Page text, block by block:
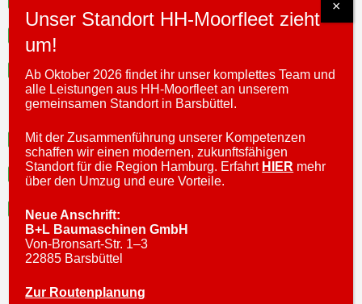
30 Tage bezahlten Urlaub pro Jahr
Firmenfahrrad-Leasing in Kooperation mit
JobRad
Urlaubs- und Weihnachtsgeld
Regelmäßige Mitarbeiter-Events
Umfangreiche Sozialleistungen, wie
betriebliche Krankenversicherung und
Altersvorsorge
Unser Standort HH-Moorfleet zieht
um!
Ab Oktober 2026 findet ihr unser komplettes Team und
alle Leistungen aus HH-Moorfleet an unserem
gemeinsamen Standort in Barsbüttel.
Mit der Zusammenführung unserer Kompetenzen
schaffen wir einen modernen, zukunftsfähigen
Standort für die Region Hamburg. Erfahrt HIER mehr
über den Umzug und eure Vorteile.
Neue Anschrift:
B+L Baumaschinen GmbH
Von-Bronsart-Str. 1–3
22885 Barsbüttel
Zur Routenplanung
×